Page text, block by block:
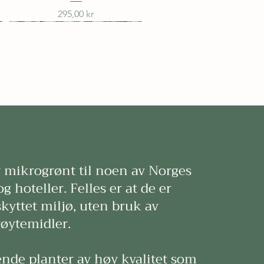
Pris
295,00 kr
Ruccula
Pris
295,00 kr
Koriander
Pris
295,00 kr
Svartkål
Pris
295,00 kr
Fenikkel
Pris
295,00 kr
Agurkurt
Pris
295,00 kr
Rød Mizuna
Pris
295,00 kr
til noen av Norges
hoteller. Felles er at de er
miljø, uten bruk av
planter av høy kvalitet som